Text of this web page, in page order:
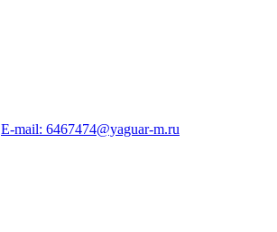
E-mail: 6467474@yaguar-m.ru